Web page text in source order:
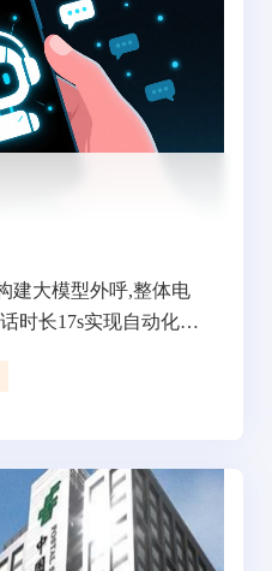
建大模型外呼,整体电
时长17s实现自动化电